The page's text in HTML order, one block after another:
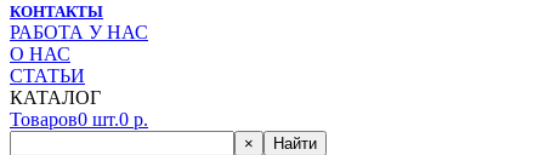
КОНТАКТЫ
РАБОТА У НАС
О НАС
СТАТЬИ
КАТАЛОГ
Товаров0 шт.0 р.
× Найти